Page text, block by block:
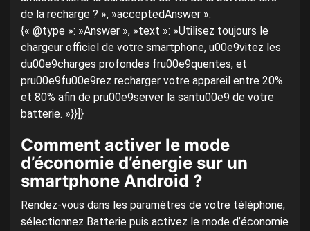
de la recharge ? », »acceptedAnswer »:
{« @type »: »Answer », »text »: »Utilisez toujours le
chargeur officiel de votre smartphone, u00e9vitez les
du00e9charges profondes fru00e9quentes, et
pru00e9fu00e9rez recharger votre appareil entre 20%
et 80% afin de pru00e9server la santu00e9 de votre
batterie. »}}]}
Comment activer le mode
d’économie d’énergie sur un
smartphone Android ?
Rendez-vous dans les paramètres de votre téléphone,
sélectionnez Batterie puis activez le mode d’économie